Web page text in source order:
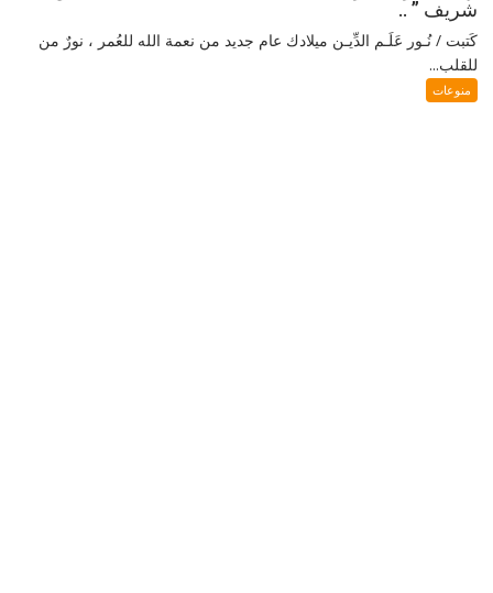
شريف ” ..
كَتبت / نُـور عَلَـم الدِّيـن ميلادك عام جديد من نعمة الله للعُمر ، نورٌ من
للقلب...
منوعات